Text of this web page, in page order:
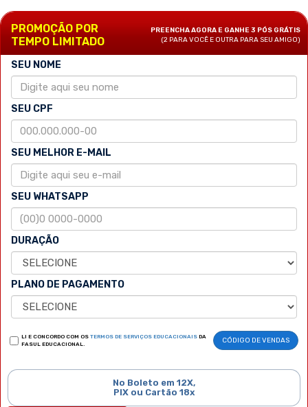
PROMOÇÃO POR
TEMPO LIMITADO
PREENCHA AGORA E GANHE 3 PÓS GRÁTIS
(2 PARA VOCÊ E OUTRA PARA SEU AMIGO)
SEU NOME
SEU CPF
SEU MELHOR E-MAIL
SEU WHATSAPP
DURAÇÃO
PLANO DE PAGAMENTO
LI E CONCORDO COM OS TERMOS DE SERVIÇOS EDUCACIONAIS DA
FASUL EDUCACIONAL.
CÓDIGO DE VENDAS
No Boleto em 12X,
PIX ou Cartão 18x